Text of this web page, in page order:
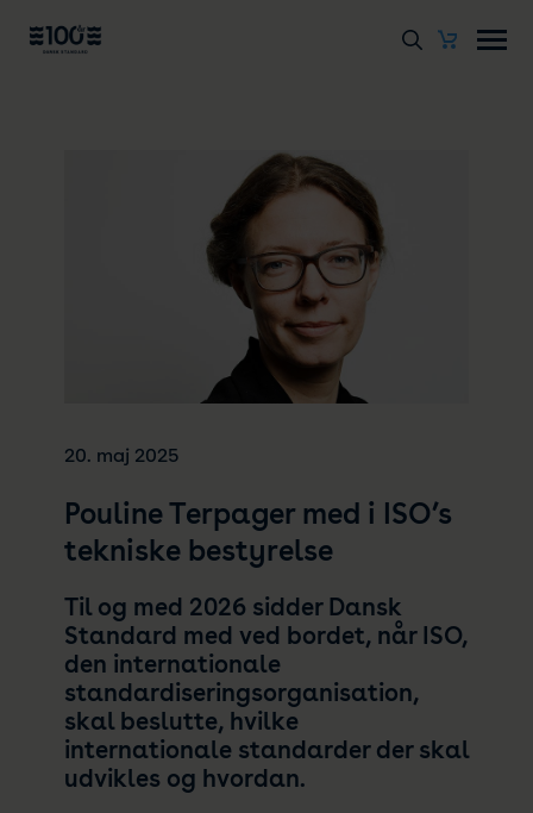
20. maj 2025
Pouline Terpager med i ISO’s
tekniske bestyrelse
Til og med 2026 sidder Dansk
Standard med ved bordet, når ISO,
den internationale
standardiseringsorganisation,
skal beslutte, hvilke
internationale standarder der skal
udvikles og hvordan.